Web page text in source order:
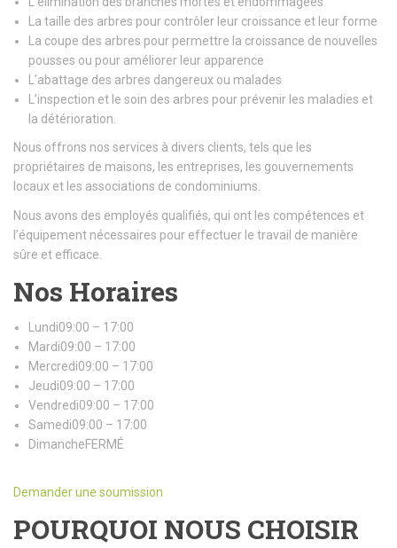
La taille des arbres pour contrôler leur croissance et leur forme
La coupe des arbres pour permettre la croissance de nouvelles
pousses ou pour améliorer leur apparence
L’abattage des arbres dangereux ou malades
L’inspection et le soin des arbres pour prévenir les maladies et
la détérioration.
Nous offrons nos services à divers clients, tels que les
propriétaires de maisons, les entreprises, les gouvernements
locaux et les associations de condominiums.
Nous avons des employés qualifiés, qui ont les compétences et
l’équipement nécessaires pour effectuer le travail de manière
sûre et efficace.
Nos Horaires
Lundi09:00 – 17:00
Mardi09:00 – 17:00
Mercredi09:00 – 17:00
Jeudi09:00 – 17:00
Vendredi09:00 – 17:00
Samedi09:00 – 17:00
DimancheFERMÉ
Demander une soumission
POURQUOI NOUS CHOISIR